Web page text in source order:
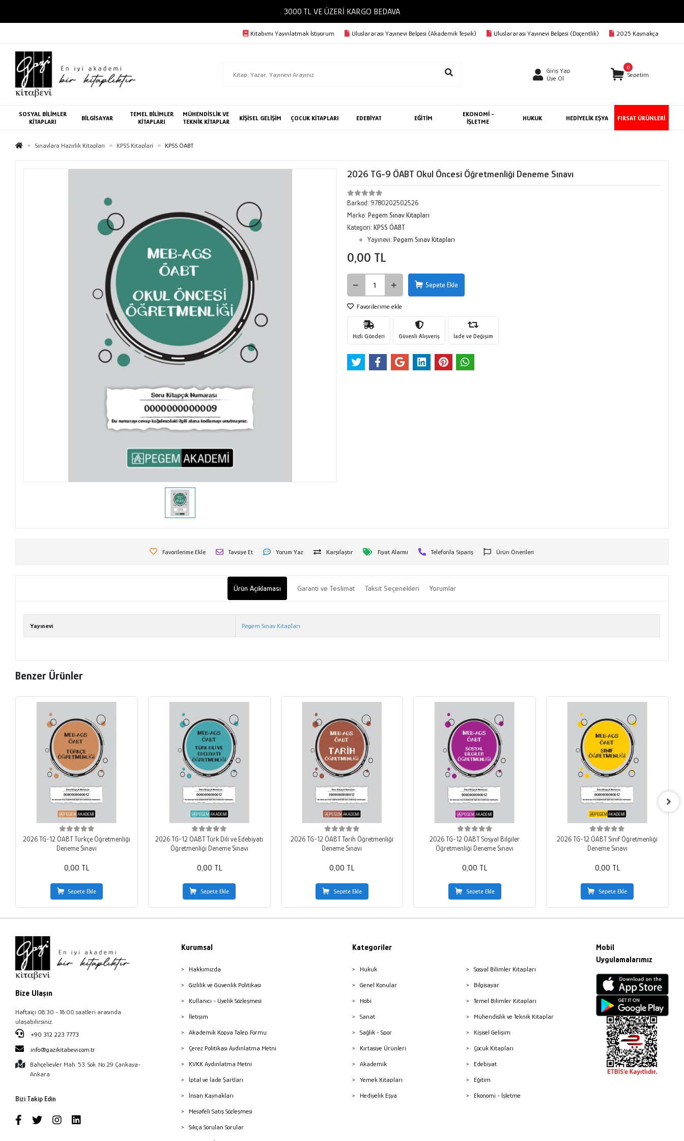
3000 TL VE ÜZERİ KARGO BEDAVA
Kitabımı Yayınlatmak İstiyorum Uluslararası Yayınevi Belgesi (Akademik Teşvik) Uluslararası Yayınevi Belgesi (Doçentlik) 2025 Kaynakça
Giriş Yap
Üye Ol
0
Sepetim
SOSYAL BİLİMLER
KİTAPLARI
BİLGİSAYAR
TEMEL BİLİMLER
KİTAPLARI
MÜHENDİSLİK VE
TEKNİK KİTAPLAR
KİŞİSEL GELİŞİM ÇOCUK KİTAPLARI EDEBİYAT EĞİTİM
EKONOMİ -
İŞLETME
HUKUK HEDİYELİK EŞYA FIRSAT ÜRÜNLERİ
Sınavlara Hazırlık Kitapları KPSS Kitaplari KPSS ÖABT
2026 TG-9 ÖABT Okul Öncesi Öğretmenliği Deneme Sınavı
Barkod: 9780202502526
Marka: Pegem Sınav Kitapları
Kategori: KPSS ÖABT
Yayınevi: Pegem Sınav Kitapları
0,00 TL
Sepete Ekle
Favorilerime ekle
Hızlı Gönderi Güvenli Alışveriş İade ve Değişim
Favorilerime Ekle Tavsiye Et Yorum Yaz Karşılaştır Fiyat Alarmı Telefonla Sipariş Ürün Önerileri
Ürün Açıklaması Garanti ve Teslimat Taksit Seçenekleri Yorumlar
Yayınevi Pegem Sınav Kitapları
Benzer Ürünler
2026 TG-12 ÖABT Türkçe Öğretmenliği
Deneme Sınavı
0,00 TL
Sepete Ekle
2026 TG-12 ÖABT Türk Dili ve Edebiyatı
Öğretmenliği Deneme Sınavı
0,00 TL
Sepete Ekle
2026 TG-12 ÖABT Tarih Öğretmenliği
Deneme Sınavı
0,00 TL
Sepete Ekle
2026 TG-12 ÖABT Sosyal Bilgiler
Öğretmenliği Deneme Sınavı
0,00 TL
Sepete Ekle
2026 TG-12 ÖABT Sınıf Öğretmenliği
Deneme Sınavı
0,00 TL
Sepete Ekle
Bize Ulaşın
Haftaiçi 08:30 - 18:00 saatleri arasında
ulaşabilirsiniz.
+90 312 223 7773
info@gazikitabevi.com.tr
Bahçelievler Mah. 53. Sok. No:29 Çankaya-
Ankara
Bizi Takip Edin
Kurumsal
Hakkımızda
Gizlilik ve Güvenlik Politikası
Kullanıcı - Üyelik Sözleşmesi
İletişim
Akademik Kopya Talep Formu
Çerez Politikası Aydınlatma Metni
KVKK Aydınlatma Metni
İptal ve İade Şartları
İnsan Kaynakları
Mesafeli Satış Sözleşmesi
Sıkça Sorulan Sorular
Kategoriler
Hukuk
Genel Konular
Hobi
Sanat
Sağlık - Spor
Kırtasiye Ürünleri
Akademik
Yemek Kitapları
Hediyelik Eşya
Sosyal Bilimler Kitapları
Bilgisayar
Temel Bilimler Kitapları
Mühendislik ve Teknik Kitaplar
Kişisel Gelişim
Çocuk Kitapları
Edebiyat
Eğitim
Ekonomi - İşletme
Mobil
Uygulamalarımız